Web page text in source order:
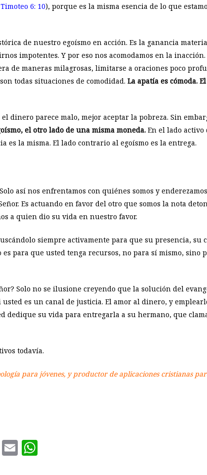
6: 10), porque es la misma esencia de lo que
de nuestro egoísmo en acción. Es la ganancia
impotentes. Y por eso nos acomodamos en la inacción.
de maneras milagrosas, limitarse a oraciones poco
todas situaciones de comodidad. La apatía es cómoda. El
dinero parece malo, mejor aceptar la pobreza. Sin
el otro lado de una misma moneda. En el lado activo
es la misma. El lado contrario al egoísmo es la entrega.
así nos enfrentamos con quiénes somos y
Es actuando en favor del otro que somos la nota
a quien dio su vida en nuestro favor.
siempre activamente para que su presencia, su
para que usted tenga recursos, no para sí mismo, sino
Solo no se ilusione creyendo que la solución del
es un canal de justicia. El amor al dinero, y
dedique su vida para entregarla a su hermano, que
todavía.
para jóvenes, y productor de aplicaciones cristianas
Twitter
Email